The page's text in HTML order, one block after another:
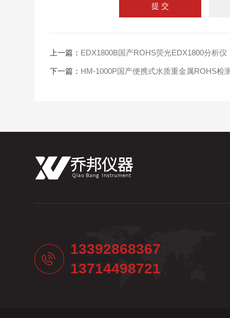
上一篇： EDX1800B国产ROHS荧光EDX1800分析仪
下一篇： HM-1000P国产便携式水质重金属ROHS检
13392868367
13714498721